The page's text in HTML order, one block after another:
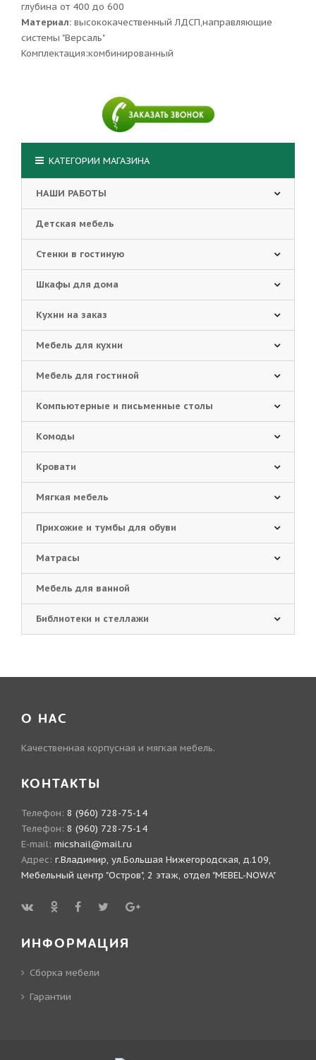
глубина от 400 до 600
Материал: высококачественный ЛДСП,направляющие
системы "Версаль"
Комплектация:комбинированный
КАТЕГОРИИ МАГАЗИНА
НАШИ РАБОТЫ
Детская мебель
Стенки в гостиную
Шкафы для дома
Кухни на заказ
Мебель для кухни
Мебель для гостиной
Компьютерные и письменные столы
Комоды
Кровати
Мягкая мебель
Прихожие и тумбы для обуви
Матрасы
Мебель для ванной
Библиотеки и стеллажи
О НАС
Качественная корпусная и мягкая мебель.
КОНТАКТЫ
Телефон: 8 (960) 728-75-14
Телефон: 8 (960) 728-75-14
E-mail: micshail@mail.ru
Адрес: г.Владимир, ул.Большая Нижегородская, д.109,
Мебельный центр "Остров", 2 этаж, отдел "MEBEL-NOWA"
ИНФОРМАЦИЯ
Сборка мебели
Гарантии